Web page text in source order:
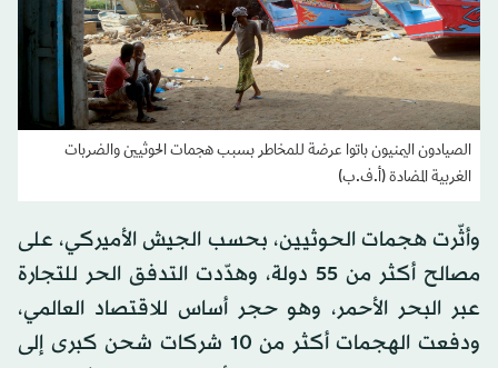
الصيادون اليمنيون باتوا عرضة للمخاطر بسبب هجمات الحوثيين والضربات
الغربية المضادة (أ.ف.ب)
وأثّرت هجمات الحوثيين، بحسب الجيش الأميركي، على
مصالح أكثر من 55 دولة، وهدّدت التدفق الحر للتجارة
عبر البحر الأحمر، وهو حجر أساس للاقتصاد العالمي،
ودفعت الهجمات أكثر من 10 شركات شحن كبرى إلى